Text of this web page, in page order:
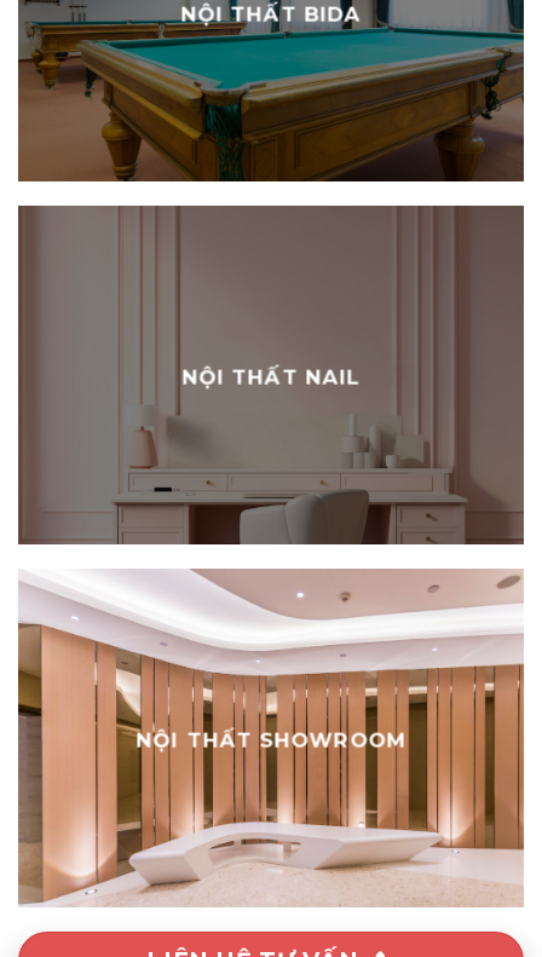
NỘI THẤT BIDA
NỘI THẤT NAIL
NỘI THẤT SHOWROOM